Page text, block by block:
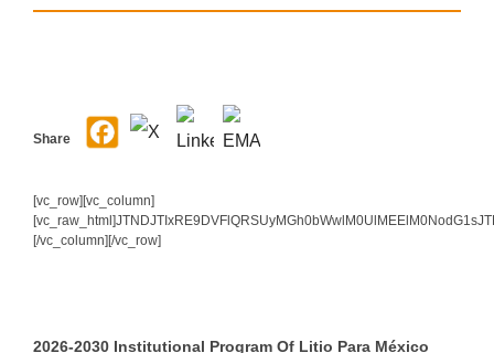
Share
[vc_row][vc_column]
[/vc_column][/vc_row]
2026-2030 Institutional Program Of Litio Para México